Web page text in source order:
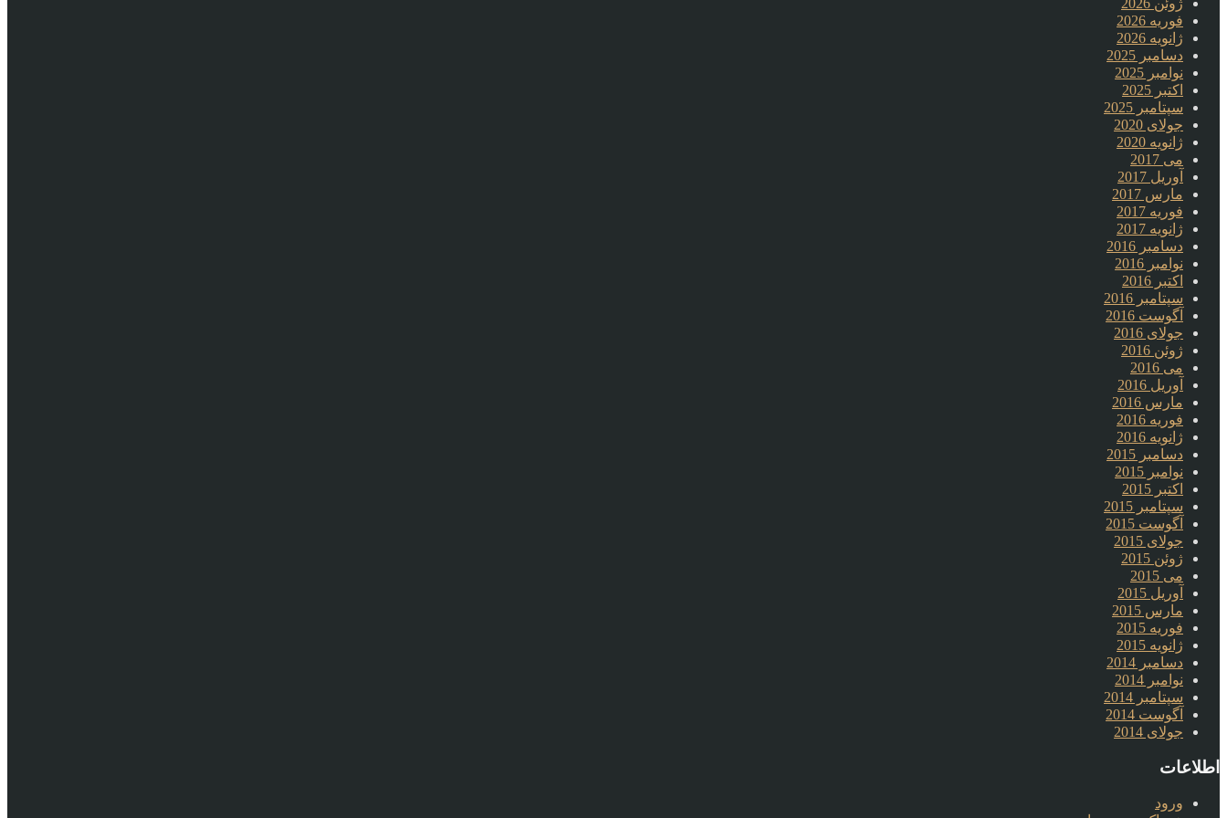
ژوئن 2026
فوریه 2026
ژانویه 2026
دسامبر 2025
نوامبر 2025
اکتبر 2025
سپتامبر 2025
جولای 2020
ژانویه 2020
می 2017
آوریل 2017
مارس 2017
فوریه 2017
ژانویه 2017
دسامبر 2016
نوامبر 2016
اکتبر 2016
سپتامبر 2016
آگوست 2016
جولای 2016
ژوئن 2016
می 2016
آوریل 2016
مارس 2016
فوریه 2016
ژانویه 2016
دسامبر 2015
نوامبر 2015
اکتبر 2015
سپتامبر 2015
آگوست 2015
جولای 2015
ژوئن 2015
می 2015
آوریل 2015
مارس 2015
فوریه 2015
ژانویه 2015
دسامبر 2014
نوامبر 2014
سپتامبر 2014
آگوست 2014
جولای 2014
اطلاعات
ورود